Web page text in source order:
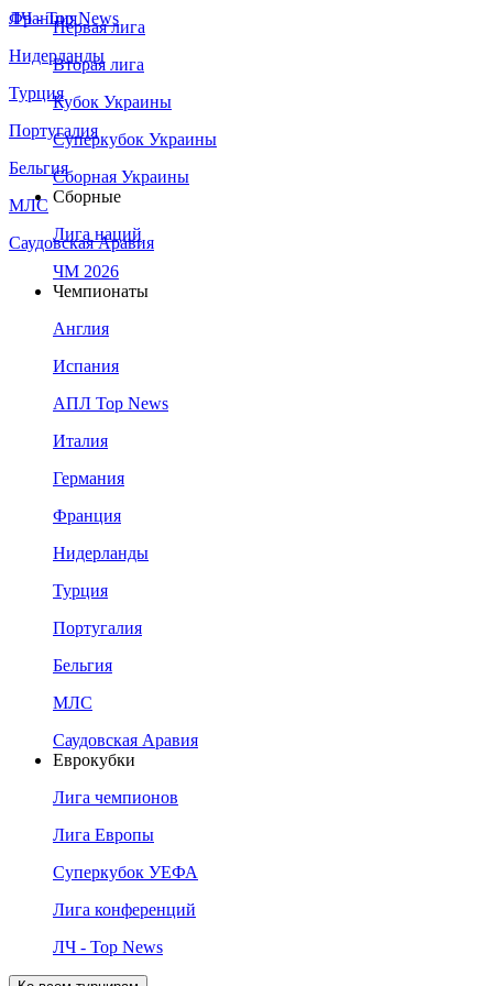
Франция
Нидерланды
Турция
Португалия
Бельгия
МЛС
Саудовская Аравия
ЛЧ - Top News
Первая лига
Вторая лига
Кубок Украины
Суперкубок Украины
Сборная Украины
Сборные
Лига наций
ЧМ 2026
Чемпионаты
Англия
Испания
АПЛ Top News
Италия
Германия
Франция
Нидерланды
Турция
Португалия
Бельгия
МЛС
Саудовская Аравия
Еврокубки
Лига чемпионов
Лига Европы
Суперкубок УЕФА
Лига конференций
ЛЧ - Top News